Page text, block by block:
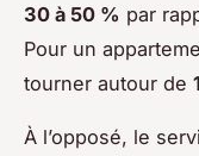
30 à 50 % par
Pour un
tourner autour de
À l’opposé, le